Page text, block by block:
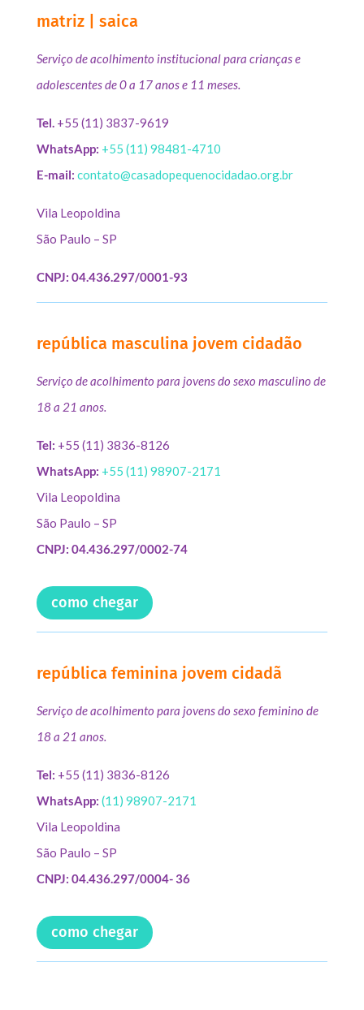
matriz | saica
Serviço de acolhimento institucional para crianças e
adolescentes de 0 a 17 anos e 11 meses.
Tel.+55 (11) 3837-9619
WhatsApp: +55 (11) 98481-4710
E-mail: contato@casadopequenocidadao.org.br
Vila Leopoldina
São Paulo – SP
CNPJ: 04.436.297/0001-93
república masculina jovem cidadão
Serviço de acolhimento para jovens do sexo masculino de
18 a 21 anos.
Tel: +55 (11) 3836-8126
WhatsApp: +55 (11) 98907-2171
Vila Leopoldina
São Paulo – SP
CNPJ: 04.436.297/0002-74
como chegar
república feminina jovem cidadã
Serviço de acolhimento para jovens do sexo feminino de
18 a 21 anos.
Tel: +55 (11) 3836-8126
WhatsApp: (11) 98907-2171
Vila Leopoldina
São Paulo – SP
CNPJ: 04.436.297/0004- 36
como chegar